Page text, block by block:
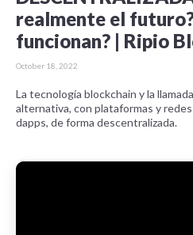
realmente el
funcionan? | Ripio
October 18, 2022
La tecnología blockchain y la
alternativa, con plataformas y
dapps, de forma descentralizada.